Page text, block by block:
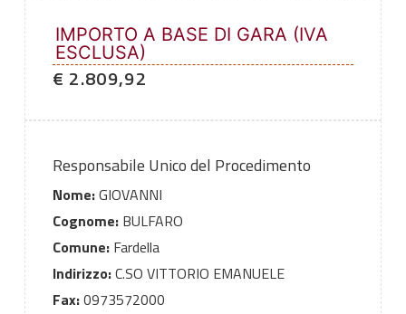
IMPORTO A BASE DI GARA (IVA
ESCLUSA)
€ 2.809,92
Responsabile Unico del Procedimento
Nome:GIOVANNI
Cognome:BULFARO
Comune:Fardella
Indirizzo:C.SO VITTORIO EMANUELE
Fax:0973572000